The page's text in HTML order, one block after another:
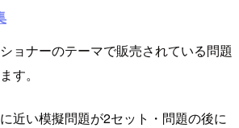
ョナーのテーマで販売されている問題
す。
近い模擬問題が2セット・問題の後に